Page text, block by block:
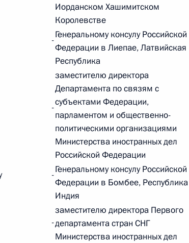
«О пробации в Российской Федерации»
закона «О благотворительной деятельности
Российской Федерации и статьи 31 и 151 Уголовно-
Иорданском Хашимитском
Королевстве
-Генеральному консулу Российской
Федерации в Лиепае, Латвийская
Республика
-
заместителю директора
Департамента по связям с
субъектами Федерации,
парламентом и общественно-
политическими организациями
Министерства иностранных дел
Российской Федерации
-Генеральному консулу Российской
Федерации в Бомбее, Республика
Индия
-
заместителю директора Первого
департамента стран СНГ
Министерства иностранных дел